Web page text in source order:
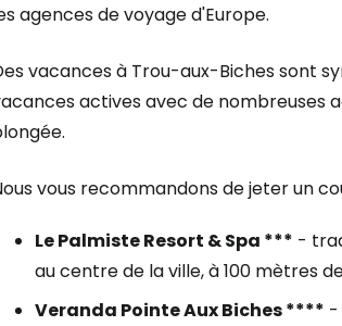
agences de voyage d'Europe.
vacances à Trou-aux-Biches sont
actives avec de nombreuses
vous recommandons de jeter un
Le Palmiste Resort & Spa *** -
au centre de la ville, à 100 mètres
Veranda Pointe Aux Biches **** -